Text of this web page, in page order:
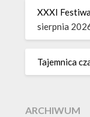
XXXI
sierpnia
Tajemnica
ARCHIWUM